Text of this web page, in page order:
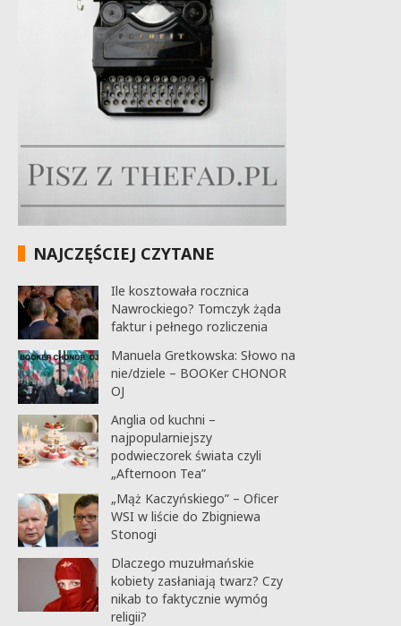
NAJCZĘŚCIEJ CZYTANE
Ile kosztowała rocznica
Nawrockiego? Tomczyk żąda
faktur i pełnego rozliczenia
Manuela Gretkowska: Słowo na
nie/dziele – BOOKer CHONOR
OJ
Anglia od kuchni –
najpopularniejszy
podwieczorek świata czyli
„Afternoon Tea”
„Mąż Kaczyńskiego” – Oficer
WSI w liście do Zbigniewa
Stonogi
Dlaczego muzułmańskie
kobiety zasłaniają twarz? Czy
nikab to faktycznie wymóg
religii?